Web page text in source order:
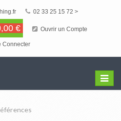
02 33 25 15 72 >
€ Ouvrir un Compte
Connecter
Menu